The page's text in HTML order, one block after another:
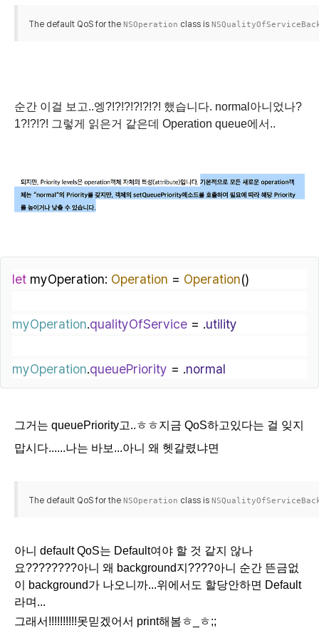
The default QoS for the NSOperation class is
순간 이걸 보고..엥?!?!?!?!?!?! 했습니다. normal아니었나?
1?!?!?! 그렇게 읽은거 같은데 Operation queue에서..
let myOperation: Operation = Operation()
myOperation.qualityOfService = .utility
myOperation.queuePriority = .normal
그거는 queuePriority고..ㅎㅎ지금 QoS하고있다는 걸 잊지
맙시다......나는 바보...아니 왜 헷갈렸냐면
The default QoS for the NSOperation class is
아니 default QoS는 Default여야 할 것 같지
않나
요????????아니 왜 background지 ????아니 순간 뜬금없
이
background가 나오니까...위에서도 할당안하면 Default
라며 ...
그래서 !!!!!!!!!!못믿겠어서 print해봄ㅎ ㅎ;;